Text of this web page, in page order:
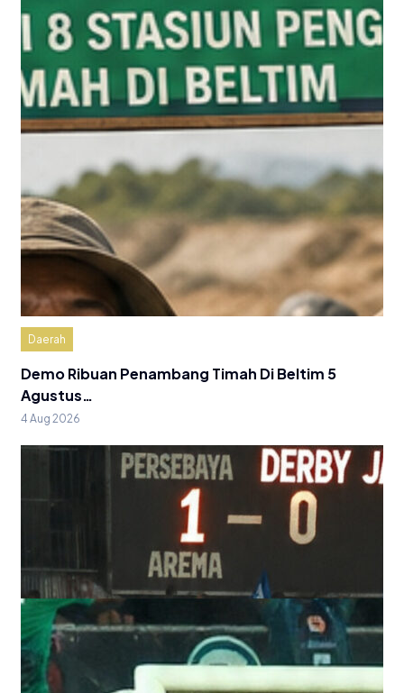
Daerah
Demo Ribuan Penambang Timah Di Beltim 5
Agustus…
4 Aug 2026